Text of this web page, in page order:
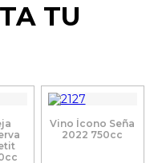
TU
Vino Ícono Seña
2022 750cc